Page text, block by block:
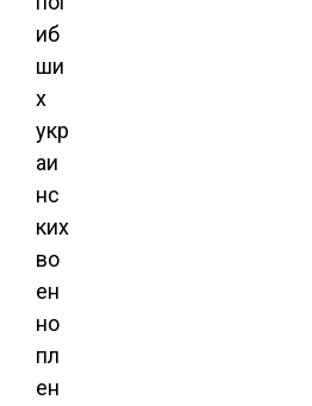
иб
ши
х
укр
аи
нс
ких
во
ен
но
пл
ен